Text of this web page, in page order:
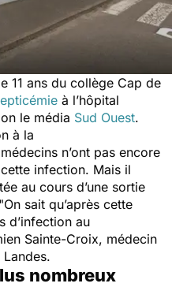
11 ans du collège Cap de
à l’hôpital
le média Sud Ouest.
à la
n’ont pas encore
infection. Mais il
au cours d’une sortie
"On sait qu’après cette
d’infection au
Sainte-Croix, médecin
Landes.
nombreux